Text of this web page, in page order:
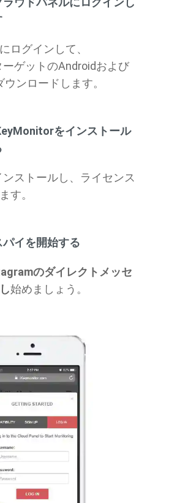
ログインして、
ゲットのAndroidおよび
ンロードします。
をインストール
ストールし、ライセンス
す。
パイを開始する
のダイレクトメッセ
始めましょう。